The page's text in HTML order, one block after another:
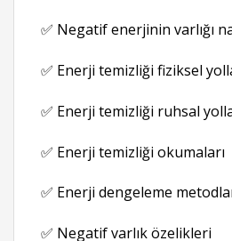
✅ Negatif enerjinin varlığı
✅ Enerji temizliği fiziksel
✅ Enerji temizliği ruhsal
✅ Enerji temizliği okumaları
✅ Enerji dengeleme
✅ Negatif varlık özelikleri